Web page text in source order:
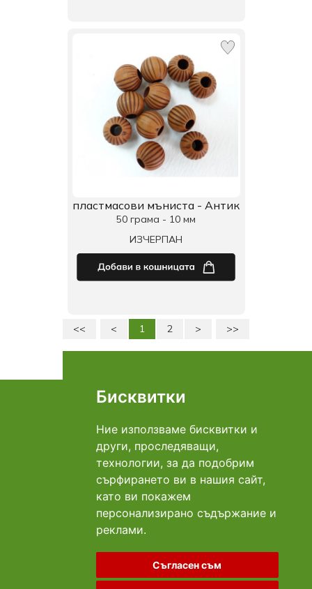
Бисквитки
Ние използваме бисквитки и
други, проследяващи,
технологии, за да подобрим
сърфирането ви в нашия сайт,
като ви покажем
персонализирано съдържание и
реклами.
Съгласен съм
пластмасови мъниста - Антик
50 грама - 10 мм
ИЗЧЕРПАН
<< < 1 2 > >>
Връзка с нас
Адрес Добрич: ул. "Даме Груев"№1Б
E-mail:info@mart-ina.com
Плащане
Доставка
Социални мрежи